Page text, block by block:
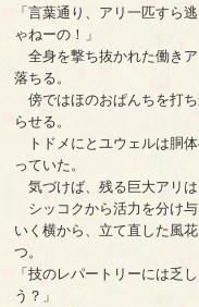
「言葉通り、アリ一匹すら
ゃねーの！」
全身を撃ち抜かれた働き
落ちる。
傍ではほのおぱんちを打
らせる。
トドメにとユウェルは胴
っていた。
気づけば、残る巨大アリは
シッコクから活力を分け
いく横から、立て直した風
つ。
「技のレパートリーには乏
う？」